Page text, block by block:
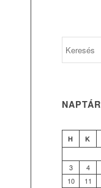
NAPTÁR
H K
3
4
10
11